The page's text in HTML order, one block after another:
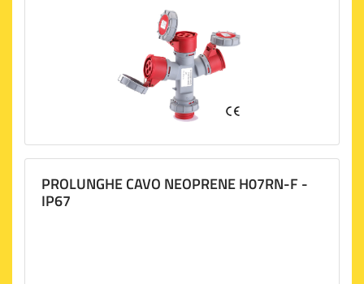
PROLUNGHE CAVO NEOPRENE H07RN-F -
IP67